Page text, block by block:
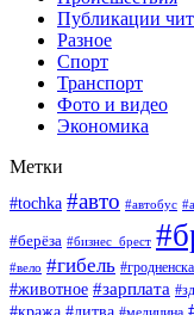
Публикации
Разное
Спорт
Транспорт
Фото и видео
Экономика
Метки
#tochka #авто #автобус
#берёза #бизнес_брест
#вело #гибель
#животное #зарплата
#кража